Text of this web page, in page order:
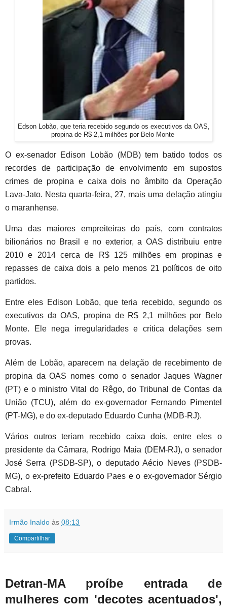
Edson Lobão, que teria recebido segundo os executivos da OAS,
propina de R$ 2,1 milhões por Belo Monte
O ex-senador Edison Lobão (MDB) tem batido todos os
recordes de participação de envolvimento em supostos
crimes de propina e caixa dois no âmbito da Operação
Lava-Jato. Nesta quarta-feira, 27, mais uma delação atingiu
o maranhense.
Uma das maiores empreiteiras do país, com contratos
bilionários no Brasil e no exterior, a OAS distribuiu entre
2010 e 2014 cerca de R$ 125 milhões em propinas e
repasses de caixa dois a pelo menos 21 políticos de oito
partidos.
Entre eles Edison Lobão, que teria recebido, segundo os
executivos da OAS, propina de R$ 2,1 milhões por Belo
Monte. Ele nega irregularidades e critica delações sem
provas.
Além de Lobão, aparecem na delação de recebimento de
propina da OAS nomes como o senador Jaques Wagner
(PT) e o ministro Vital do Rêgo, do Tribunal de Contas da
União (TCU), além do ex-governador Fernando Pimentel
(PT-MG), e do ex-deputado Eduardo Cunha (MDB-RJ).
Vários outros teriam recebido caixa dois, entre eles o
presidente da Câmara, Rodrigo Maia (DEM-RJ), o senador
José Serra (PSDB-SP), o deputado Aécio Neves (PSDB-
MG), o ex-prefeito Eduardo Paes e o ex-governador Sérgio
Cabral.
Irmão Inaldo às 08:13
Compartilhar
Detran-MA proíbe entrada de
mulheres com 'decotes acentuados',